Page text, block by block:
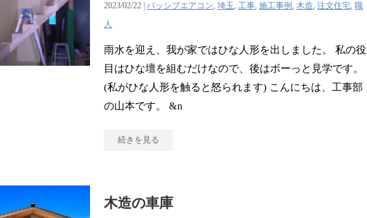
2023/02/22 | パッシブエアコン, 埼玉, 工事, 施工事例, 木造, 注文住宅, 職
人
雨水を迎え、我が家ではひな人形を出しました。 私の役
目はひな壇を組むだけなので、後はボーっと見学です。
(私がひな人形を触ると怒られます) こんにちは、工事部
の山本です。 &n
続きを見る
木造の車庫